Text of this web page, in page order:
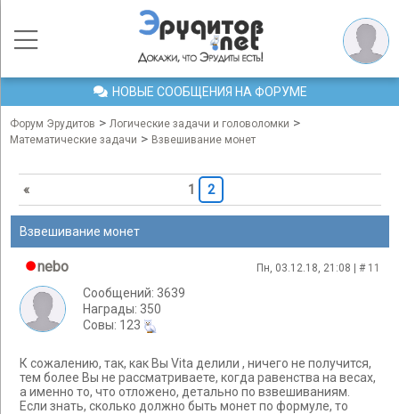
НОВЫЕ СООБЩЕНИЯ НА ФОРУМЕ
Форум Эрудитов > Логические задачи и головоломки >
Математические задачи > Взвешивание монет
« 1 2
Взвешивание монет
nebo Пн, 03.12.18, 21:08 | # 11
Сообщений: 3639
Награды: 350
Cовы: 123
К сожалению, так, как Вы Vita делили , ничего не получится,
тем более Вы не рассматриваете, когда равенства на весах,
а именно то, что отложенo, детально по взвешиваниям.
Если знать, сколько должно быть монет по формуле, то